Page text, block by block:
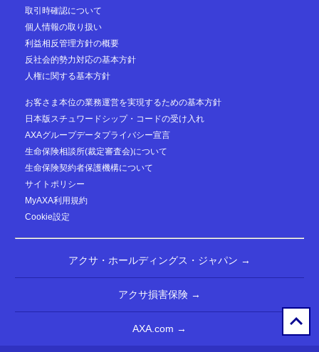
取引時確認について
個人情報の取り扱い
利益相反管理方針の概要
反社会的勢力対応の基本方針
人権に関する基本方針
お客さま本位の業務運営を実現するための基本方針
日本版スチュワードシップ・コードの受け入れ
AXAグループデータプライバシー宣言
生命保険相談所(裁定審査会)について
生命保険契約者保護機構について
サイトポリシー
MyAXA利用規約
Cookie設定
アクサ・ホールディングス・ジャパン →
アクサ損害保険 →
AXA.com →